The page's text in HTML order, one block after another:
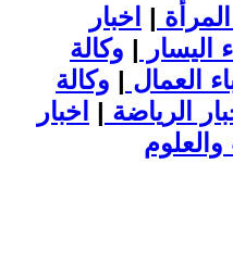
| اخبار
اليسار | وكالة
العمال | وكالة
الرياضة | اخبار